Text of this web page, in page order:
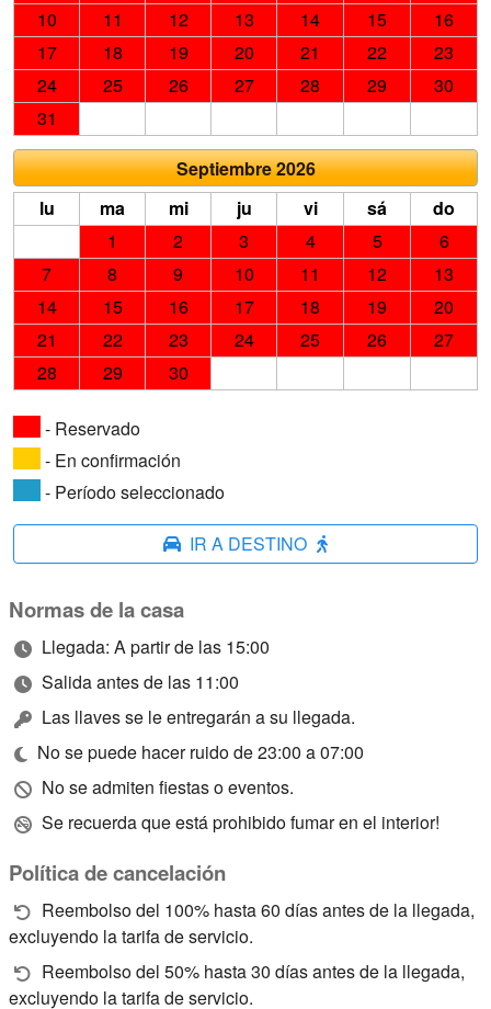
10
11 12 13 14 15
16
17
18 19 20 21 22
23
24
25 26 27 28 29
30
31
Septiembre 2026
lu
ma mi ju vi sá
do
1
2 3 4 5
6
7
8 9 10 11 12
13
14
15 16 17 18 19
20
21
22 23 24 25 26
27
28
29 30
- Reservado
- En confirmación
- Período seleccionado
IR A DESTINO
Normas de la casa
Llegada: A partir de las 15:00
Salida antes de las 11:00
Las llaves se le entregarán a su llegada.
No se puede hacer ruido de 23:00 a 07:00
No se admiten fiestas o eventos.
Se recuerda que está prohibido fumar en el interior!
Política de cancelación
Reembolso del 100% hasta 60 días antes de la llegada,
excluyendo la tarifa de servicio.
Reembolso del 50% hasta 30 días antes de la llegada,
excluyendo la tarifa de servicio.